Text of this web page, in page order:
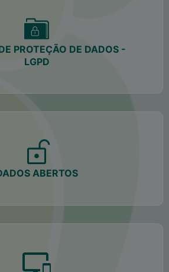
PROTEÇÃO DE DADOS -
LGPD
ABERTOS